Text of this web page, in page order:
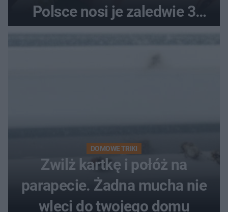
Polsce nosi je zaledwie 3
kobiety
DOMOWE TRIKI
Zwilż kartkę i połóż na
parapecie. Żadna mucha nie
wleci do twojego domu